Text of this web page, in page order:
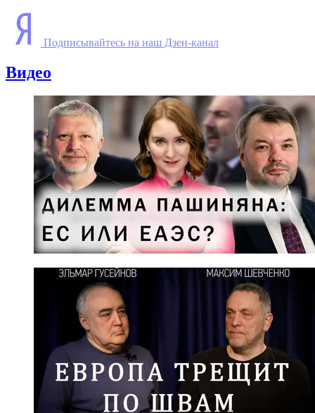
Подписывайтесь на наш Дзен-канал
Видео